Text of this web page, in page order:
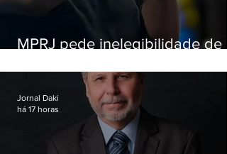
MPRJ pede inelegibilidade de
Jornal Daki
há 17 horas